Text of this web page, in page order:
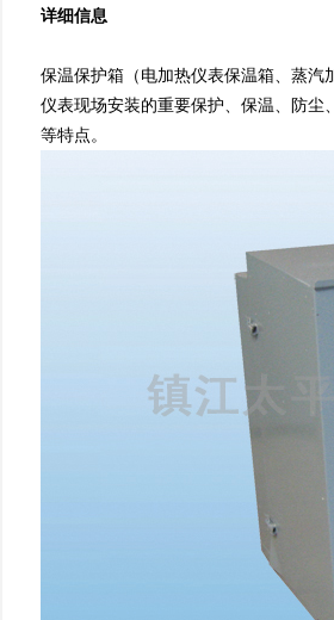
详细信息
保温保护箱（电加热仪表保温箱、蒸
仪表现场安装的重要保护、保温、防尘
等特点。